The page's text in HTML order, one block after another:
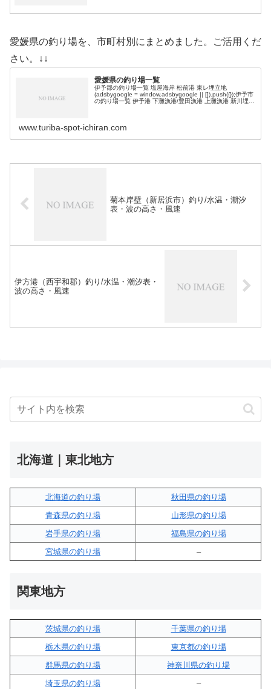
愛媛県の釣り場を、市町村別にまとめました。ご活用くだ
さい。↓↓
愛媛県の釣り場一覧
伊予郡の釣り場一覧 塩屋海岸 松前港 東レ埋立地
(adsbygoogle = window.adsbygoogle || []).push({});伊予市
の釣り場一覧 伊予港 下灘漁港/豊田漁港 上灘漁港 新川埋立
www.turiba-spot-ichiran.com
菊本岸壁（新居浜市）釣り/水温・潮汐
表・波の高さ・風速
伊方港（西宇和郡）釣り/水温・潮汐表・
波の高さ・風速
北海道｜東北地方
北海道の釣り場
秋田県の釣り場
青森県の釣り場
山形県の釣り場
岩手県の釣り場
福島県の釣り場
宮城県の釣り場
–
関東地方
茨城県の釣り場
千葉県の釣り場
栃木県の釣り場
東京都の釣り場
群馬県の釣り場
神奈川県の釣り場
埼玉県の釣り場
–